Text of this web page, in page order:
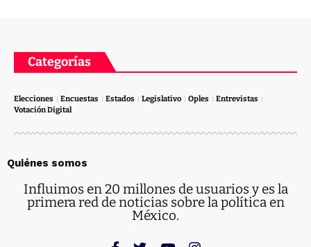
Categorías
Elecciones Encuestas Estados Legislativo Oples
Entrevistas
Votación Digital
Quiénes somos
Influimos en 20 millones de usuarios y es la
primera red de noticias sobre la política en
México.